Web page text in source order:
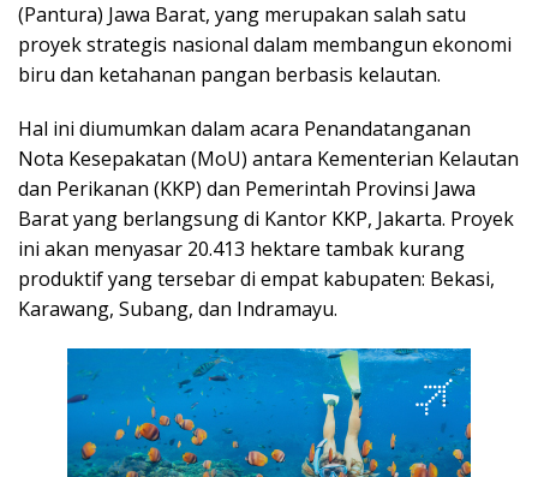
(Pantura) Jawa Barat, yang merupakan salah satu
proyek strategis nasional dalam membangun ekonomi
biru dan ketahanan pangan berbasis kelautan.
Hal ini diumumkan dalam acara Penandatanganan
Nota Kesepakatan (MoU) antara Kementerian Kelautan
dan Perikanan (KKP) dan Pemerintah Provinsi Jawa
Barat yang berlangsung di Kantor KKP, Jakarta. Proyek
ini akan menyasar 20.413 hektare tambak kurang
produktif yang tersebar di empat kabupaten: Bekasi,
Karawang, Subang, dan Indramayu.